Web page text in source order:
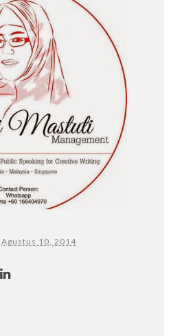
Agustus 10, 2014